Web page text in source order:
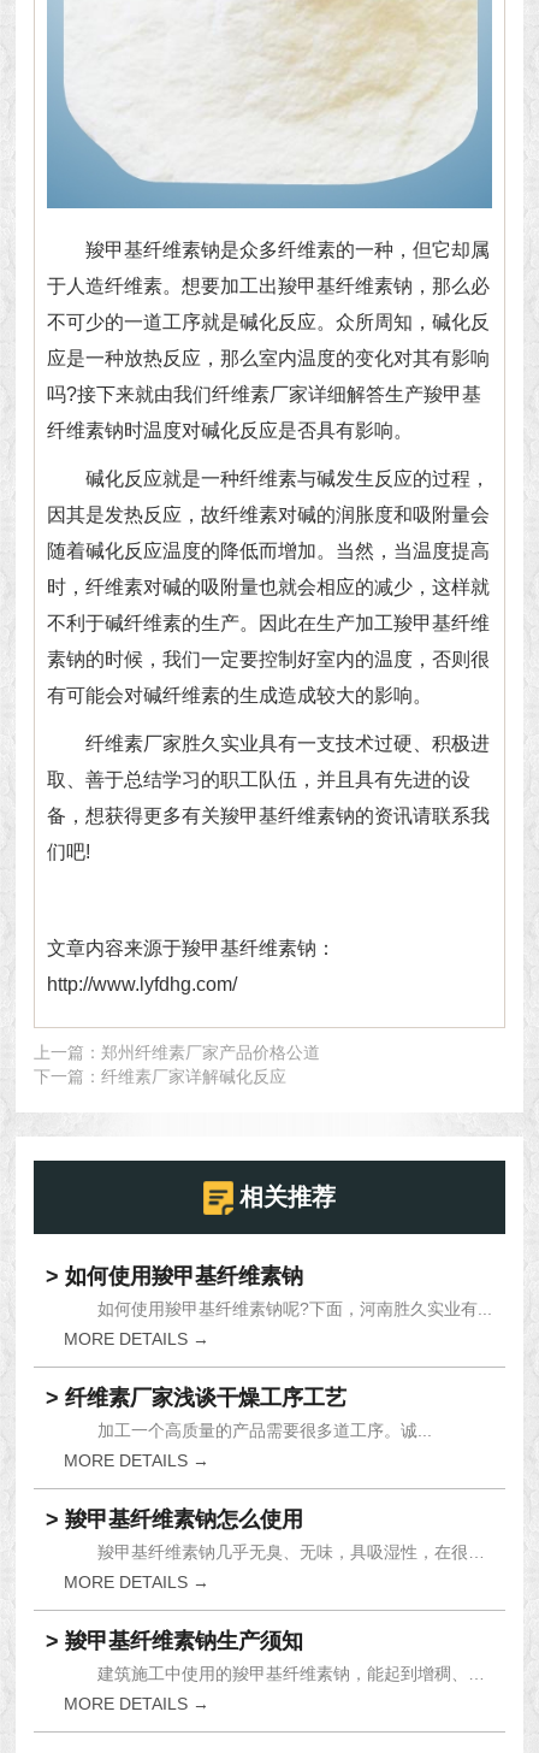
羧甲基纤维素钠是众多纤维素的一种，但它却属
于人造纤维素。想要加工出羧甲基纤维素钠，那么必
不可少的一道工序就是碱化反应。众所周知，碱化反
应是一种放热反应，那么室内温度的变化对其有影响
吗?接下来就由我们纤维素厂家详细解答生产羧甲基
纤维素钠时温度对碱化反应是否具有影响。
碱化反应就是一种纤维素与碱发生反应的过程，
因其是发热反应，故纤维素对碱的润胀度和吸附量会
随着碱化反应温度的降低而增加。当然，当温度提高
时，纤维素对碱的吸附量也就会相应的减少，这样就
不利于碱纤维素的生产。因此在生产加工羧甲基纤维
素钠的时候，我们一定要控制好室内的温度，否则很
有可能会对碱纤维素的生成造成较大的影响。
纤维素厂家胜久实业具有一支技术过硬、积极进
取、善于总结学习的职工队伍，并且具有先进的设
备，想获得更多有关羧甲基纤维素钠的资讯请联系我
们吧!
文章内容来源于羧甲基纤维素钠：
http://www.lyfdhg.com/
上一篇：郑州纤维素厂家产品价格公道
下一篇：纤维素厂家详解碱化反应
相关推荐
> 如何使用羧甲基纤维素钠
如何使用羧甲基纤维素钠呢?下面，河南胜久实业有...
MORE DETAILS →
> 纤维素厂家浅谈干燥工序工艺
加工一个高质量的产品需要很多道工序。诚...
MORE DETAILS →
> 羧甲基纤维素钠怎么使用
羧甲基纤维素钠几乎无臭、无味，具吸湿性，在很多...
MORE DETAILS →
> 羧甲基纤维素钠生产须知
建筑施工中使用的羧甲基纤维素钠，能起到增稠、乳...
MORE DETAILS →